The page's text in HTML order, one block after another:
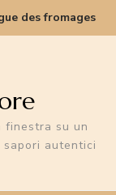
des fromages
finestra su un
autentici